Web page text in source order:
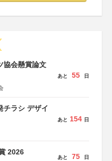
協会懸賞論文
あと 55 日
チラシ デザイ
あと 154 日
2026
あと 75 日